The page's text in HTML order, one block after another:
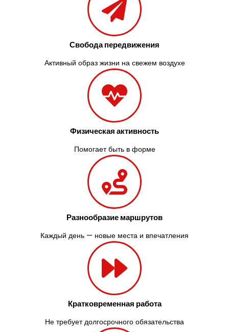
Свобода передвижения
Активный образ жизни на свежем воздухе
Физическая активность
Помогает быть в форме
Разнообразие маршрутов
Каждый день — новые места и впечатления
Кратковременная работа
Не требует долгосрочного обязательства